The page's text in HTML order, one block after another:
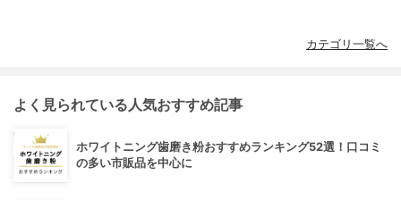
カテゴリ一覧へ
よく見られている人気おすすめ記事
ホワイトニング歯磨き粉おすすめランキング52選！口コミ
の多い市販品を中心に